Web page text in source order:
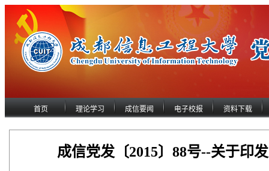
首页 理论学习 成信要闻 电子校报 资料下载
成信党发〔2015〕88号--关于印